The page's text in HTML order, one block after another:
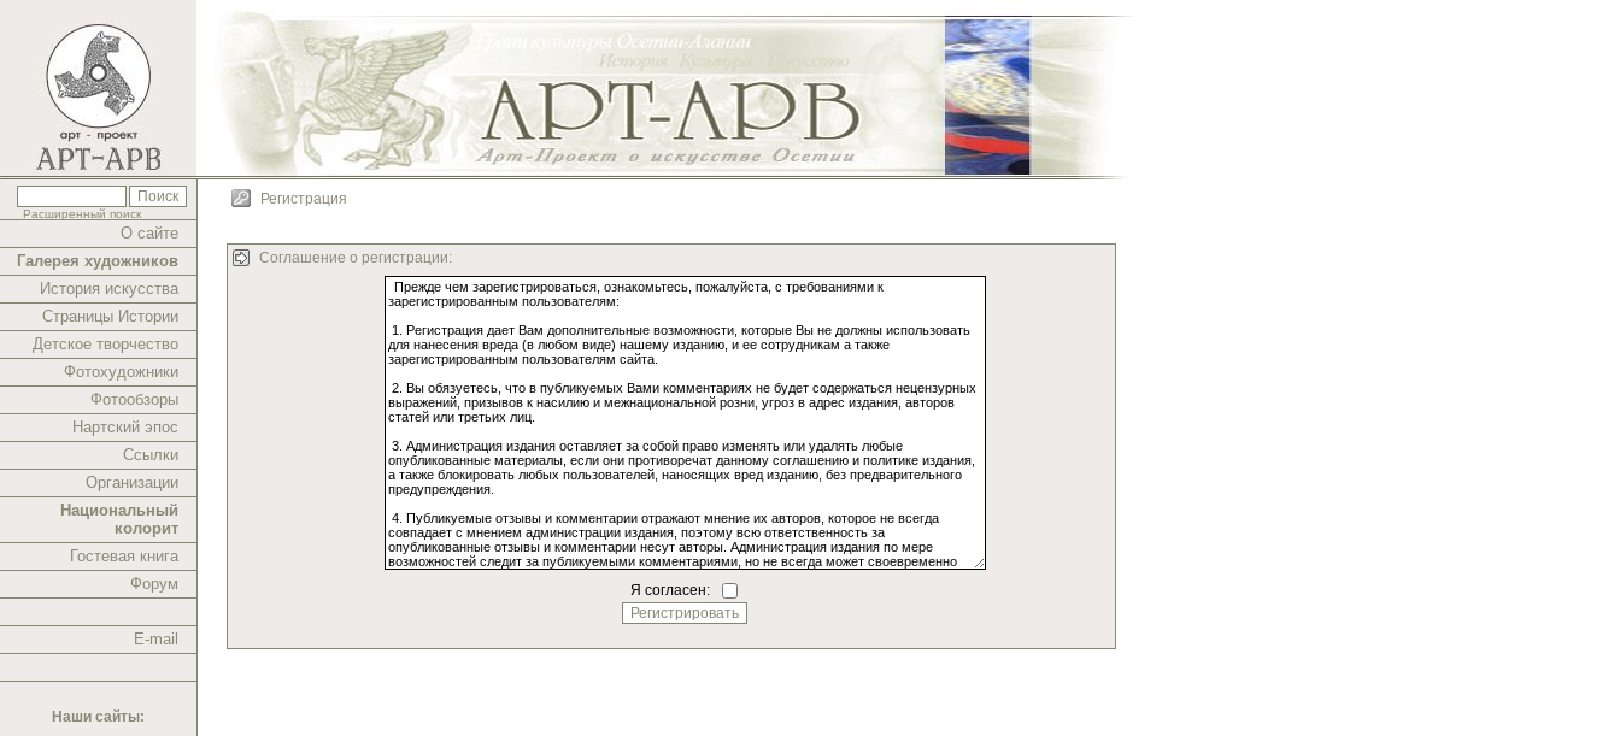
Расширенный поиск
О сайте
Галерея художников
История искусства
Страницы Истории
Детское творчество
Фотохудожники
Фотообзоры
Нартский эпос
Ссылки
Организации
Национальный
колорит
Гостевая книга
Форум
E-mail
Наши сайты:
Регистрация
Соглашение о регистрации:
Я согласен: